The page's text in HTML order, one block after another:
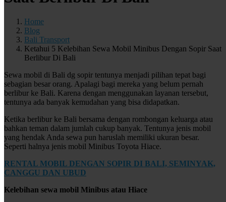
Home
Blog
Bali Transport
Ketahui 5 Kelebihan Sewa Mobil Minibus Dengan Sopir Saat
Berlibur Di Bali
Sewa mobil di Bali dg sopir tentunya menjadi pilihan tepat bagi
sebagian besar orang. Apalagi bagi mereka yang belum pernah
berlibur ke Bali. Karena dengan menggunakan layanan tersebut,
tentunya ada banyak kemudahan yang bisa didapatkan.
Ketika berlibur ke Bali bersama dengan rombongan keluarga atau
bahkan teman dalam jumlah cukup banyak. Tentunya jenis mobil
yang hendak Anda sewa pun haruslah memiliki ukuran besar.
Seperti halnya jenis mobil Minibus Toyota Hiace.
RENTAL MOBIL DENGAN SOPIR DI BALI, SEMINYAK,
CANGGU DAN UBUD
Kelebihan sewa mobil Minibus atau Hiace